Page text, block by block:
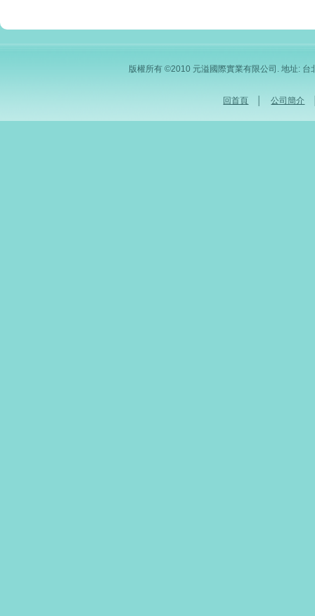
版權所有 ©2010 元溢國際實業有限公司. 地址:
回首頁 │公司簡介